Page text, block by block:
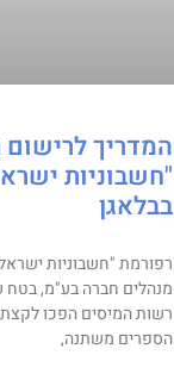
המדריך
"חשבוניות
בבלאגן
רפורמת "חשבוניות
מנהלים חברה בע"מ,
רשות המיסים הפכו לקצת
הספרים משתנה,